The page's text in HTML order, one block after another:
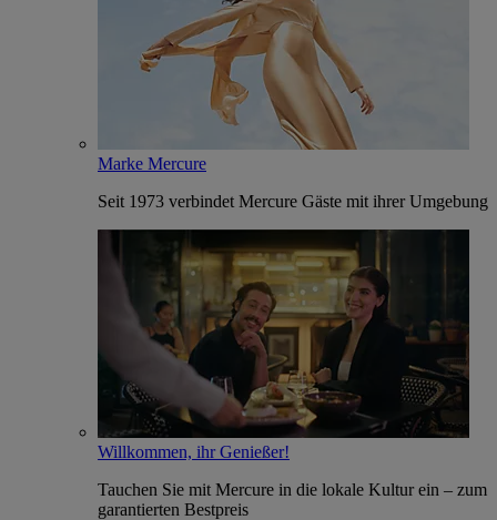
Marke Mercure
Seit 1973 verbindet Mercure Gäste mit ihrer Umgebung
Willkommen, ihr Genießer!
Tauchen Sie mit Mercure in die lokale Kultur ein – zum
garantierten Bestpreis